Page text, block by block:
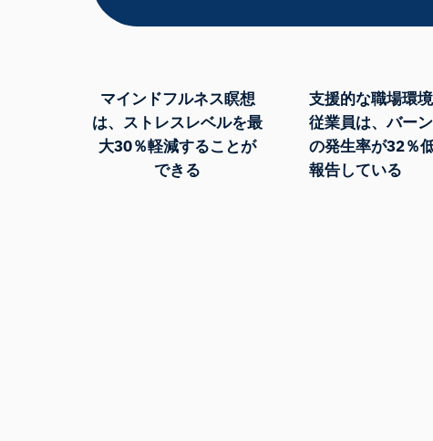
マインドフルネス瞑想
は、ストレスレベルを最
大30％軽減することが
できる
支援的な職場環
従業員は、バー
の発生率が32％
報告している